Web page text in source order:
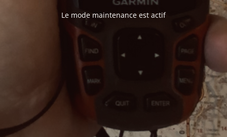
Le mode maintenance est actif